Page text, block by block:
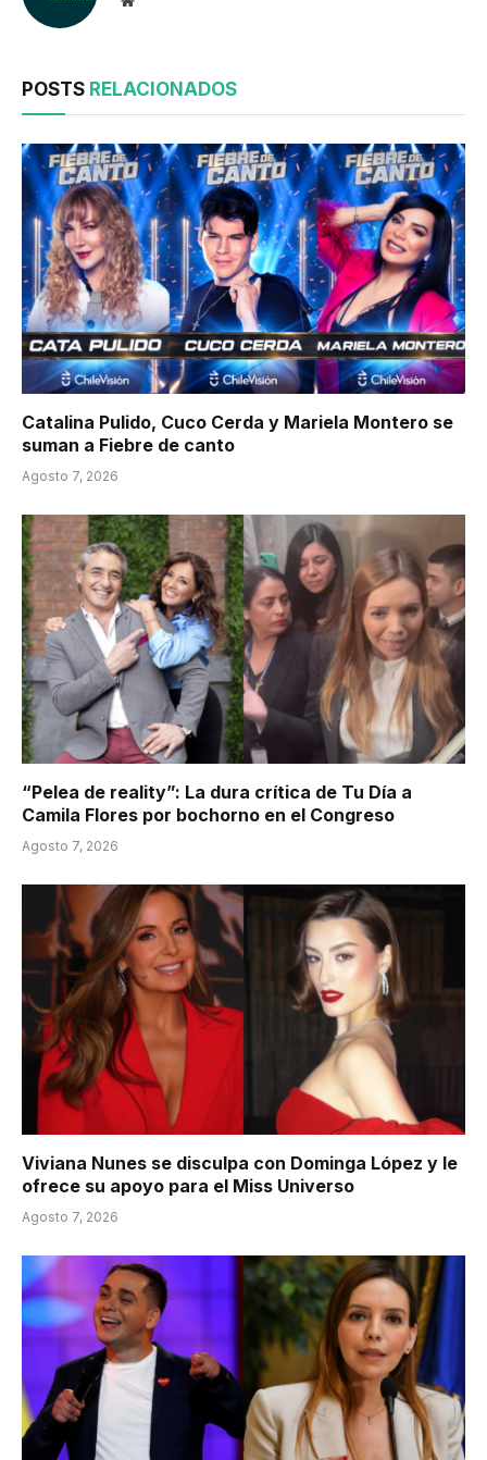
POSTS RELACIONADOS
Catalina Pulido, Cuco Cerda y Mariela Montero se
suman a Fiebre de canto
Agosto 7, 2026
“Pelea de reality”: La dura crítica de Tu Día a
Camila Flores por bochorno en el Congreso
Agosto 7, 2026
Viviana Nunes se disculpa con Dominga López y le
ofrece su apoyo para el Miss Universo
Agosto 7, 2026